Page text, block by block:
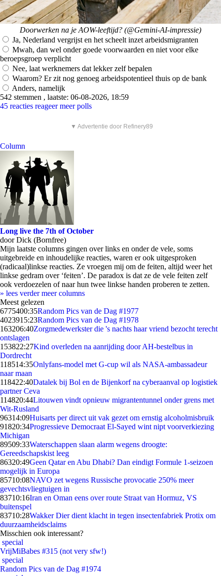
Doorwerken na je AOW-leeftijd? (@Gemini-AI-impressie)
Ja, Nederland vergrijst en het scheelt inzet arbeidsmigranten
Mwah, dan wel onder goede voorwaarden en niet voor elke
beroepsgroep verplicht
Nee, laat werknemers dat lekker zelf bepalen
Waarom? Er zit nog genoeg arbeidspotentieel thuis op de bank
Anders, namelijk
542 stemmen , laatste: 06-08-2026, 18:59
45 reacties reageer meer polls
▼ Advertentie door Refinery89
Column
Long live the 7th of October
door Dick (Bornfree)
Mijn laatste columns gingen over links en onder de vele, soms
uitgebreide en inhoudelijke reacties, waren er ook uitgesproken
(radicaal)linkse reacties. Ze vroegen mij om de feiten, altijd weer het
linkse gedram over ‘feiten’. De paradox is dat ze de vele feiten zelf
ook verdoezelen of naar hun twee linkse handen proberen te zetten.
» lees verder meer columns
Meest gelezen
6775400:35Random Pics van de Dag #1977
4023915:23Random Pics van de Dag #1978
163206:40Zorgmedewerkster die 's nachts haar vriend bezocht terecht
ontslagen
153822:27Kind overleden na aanrijding door AH-bestelbus in
Dordrecht
118514:35Onlyfans-model met G-cup wil als NASA-ambassadeur
naar maan
118422:40Datalek bij Bol en de Bijenkorf na cyberaanval op logistiek
partner Ceva
114820:44Litouwen vindt opnieuw migrantentunnel onder grens met
Wit-Rusland
96314:09Huisarts per direct uit vak gezet om ernstig alcoholmisbruik
91820:34Progressieve Democraat El-Sayed wint nipt voorverkiezing
Michigan
89509:33Waterschappen slaan alarm wegens droogte:
Gereedschapskist leeg
86320:49Geen Qatar en Abu Dhabi? Dan eindigt Formule 1-seizoen
mogelijk in Europa
85710:08NAVO zet wegens Russische provocatie 250% meer
gevechtsvliegtuigen in
83710:16Iran en Oman eens over route Straat van Hormuz, VS
buitenspel
83710:28Wakker Dier dient klacht in tegen insectenfabriek Protix om
duurzaamheidsclaims
Misschien ook interessant?
special
VrijMiBabes #315 (not very sfw!)
special
Random Pics van de Dag #1974